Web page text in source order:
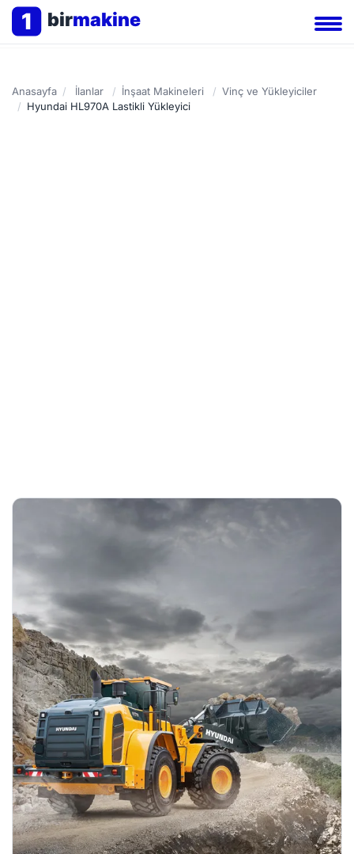
1 birmakine
Anasayfa / İlanlar / İnşaat Makineleri / Vinç ve Yükleyiciler
/ Hyundai HL970A Lastikli Yükleyici